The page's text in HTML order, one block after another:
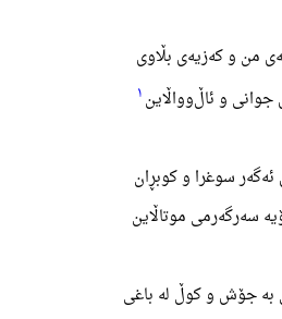
من و کەزیەی بڵاوی
جوانی و ئاڵ‌وواڵاین١
سوغرا و کوبڕان
سەرگەرمی موتاڵاین
به جۆش و کوڵ له باغی